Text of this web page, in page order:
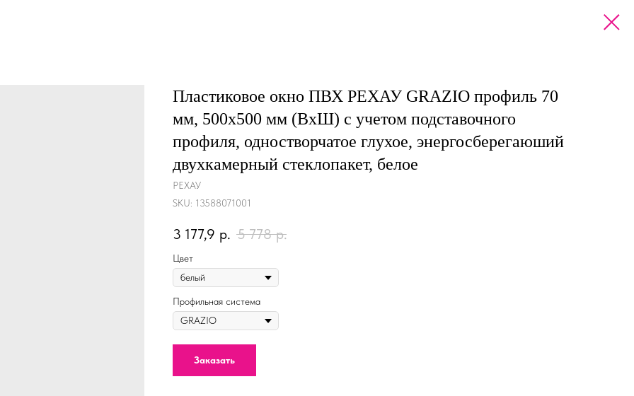
Пластиковое окно ПВХ РЕХАУ GRAZIO профиль 70
мм, 500х500 мм (ВхШ) с учетом подставочного
профиля, одностворчатое глухое, энергосберегаюший
двухкамерный стеклопакет, белое
РЕХАУ
SKU: 13588071001
3 177,9 р. 5 778 р.
Цвет
Профильная система
Заказать